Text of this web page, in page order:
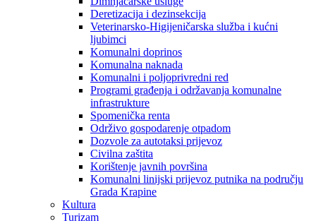
Deretizacija i dezinsekcija
Veterinarsko-Higijeničarska služba i kućni
ljubimci
Komunalni doprinos
Komunalna naknada
Komunalni i poljoprivredni red
Programi građenja i održavanja komunalne
infrastrukture
Spomenička renta
Održivo gospodarenje otpadom
Dozvole za autotaksi prijevoz
Civilna zaštita
Korištenje javnih površina
Komunalni linijski prijevoz putnika na području
Grada Krapine
Kultura
Turizam